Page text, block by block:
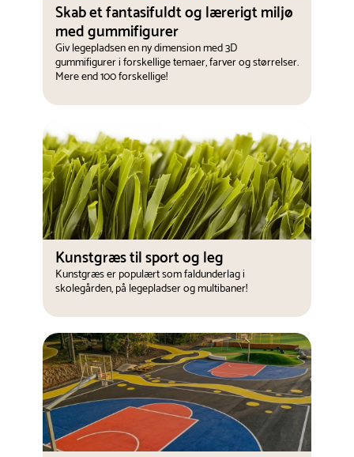
Skab et fantasifuldt og lærerigt miljø
med gummifigurer
Giv legepladsen en ny dimension med 3D
gummifigurer i forskellige temaer, farver og størrelser.
Mere end 100 forskellige!
Kunstgræs til sport og leg
Kunstgræs er populært som faldunderlag i
skolegården, på legepladser og multibaner!